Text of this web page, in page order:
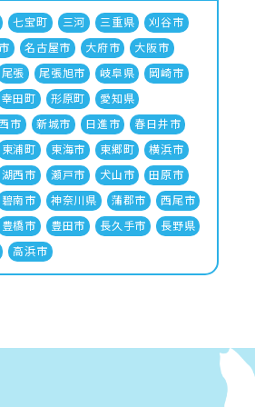
七宝町 三河 三重県
刈谷市
名古屋市 大府市
大阪市
尾張 尾張旭市 岐阜県
岡崎市
幸田町 形原町
愛知県
市 新城市 日進市
春日井市
東浦町 東海市 東郷町
横浜市
湖西市 瀬戸市 犬山市
田原市
碧南市 神奈川県 蒲郡市
西尾市
豊橋市 豊田市 長久手市
長野県
高浜市